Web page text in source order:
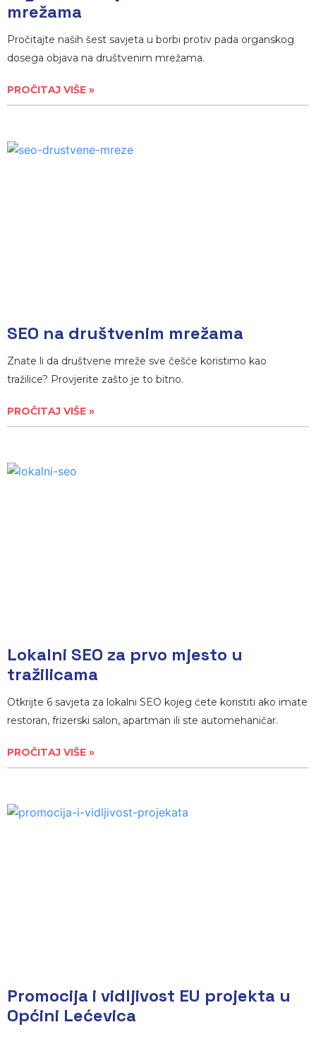
mrežama
Pročitajte naših šest savjeta u borbi protiv pada organskog
dosega objava na društvenim mrežama.
PROČITAJ VIŠE »
SEO na društvenim mrežama
Znate li da društvene mreže sve češće koristimo kao
tražilice? Provjerite zašto je to bitno.
PROČITAJ VIŠE »
Lokalni SEO za prvo mjesto u
tražilicama
Otkrijte 6 savjeta za lokalni SEO kojeg ćete koristiti ako imate
restoran, frizerski salon, apartman ili ste automehaničar.
PROČITAJ VIŠE »
Promocija i vidljivost EU projekta u
Općini Lećevica